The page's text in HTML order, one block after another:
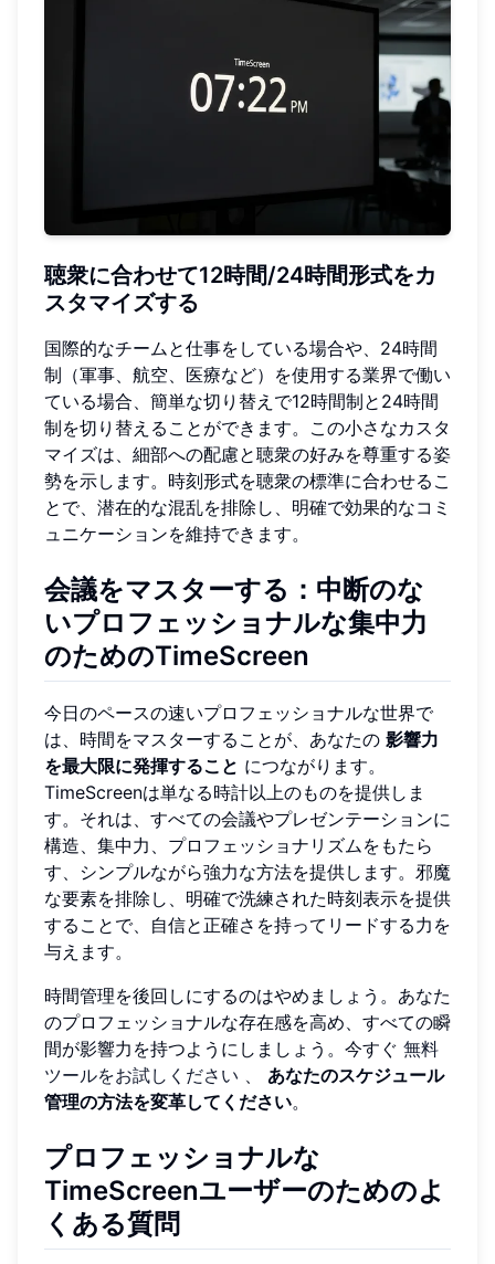
聴衆に合わせて12時間/24時間形式をカ
スタマイズする
国際的なチームと仕事をしている場合や、24時間
制（軍事、航空、医療など）を使用する業界で働い
ている場合、簡単な切り替えで12時間制と24時間
制を切り替えることができます。この小さなカスタ
マイズは、細部への配慮と聴衆の好みを尊重する姿
勢を示します。時刻形式を聴衆の標準に合わせるこ
とで、潜在的な混乱を排除し、明確で効果的なコミ
ュニケーションを維持できます。
会議をマスターする：中断のな
いプロフェッショナルな集中力
のためのTimeScreen
今日のペースの速いプロフェッショナルな世界で
は、時間をマスターすることが、あなたの 影響力
を最大限に発揮すること につながります。
TimeScreenは単なる時計以上のものを提供しま
す。それは、すべての会議やプレゼンテーションに
構造、集中力、プロフェッショナリズムをもたら
す、シンプルながら強力な方法を提供します。邪魔
な要素を排除し、明確で洗練された時刻表示を提供
することで、自信と正確さを持ってリードする力を
与えます。
時間管理を後回しにするのはやめましょう。あなた
のプロフェッショナルな存在感を高め、すべての瞬
間が影響力を持つようにしましょう。今すぐ 無料
ツールをお試しください
あなたのスケジュール
管理の方法を変革してください。
プロフェッショナルな
TimeScreenユーザーのためのよ
くある質問